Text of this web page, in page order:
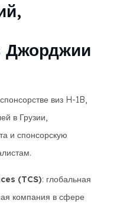
Джорджии
виз H-1B,
в Грузии,
и спонсорскую
(TCS): глобальная
компания в сфере